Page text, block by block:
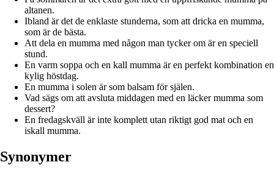
altanen.
Ibland är det de enklaste stunderna, som att dricka en mumma,
som är de bästa.
Att dela en mumma med någon man tycker om är en speciell
stund.
En varm soppa och en kall mumma är en perfekt kombination en
kylig höstdag.
En mumma i solen är som balsam för själen.
Vad sägs om att avsluta middagen med en läcker mumma som
dessert?
En fredagskväll är inte komplett utan riktigt god mat och en
iskall mumma.
Synonymer